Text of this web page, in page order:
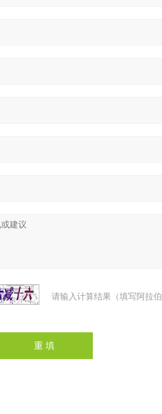
请输入计算结果（填写阿拉